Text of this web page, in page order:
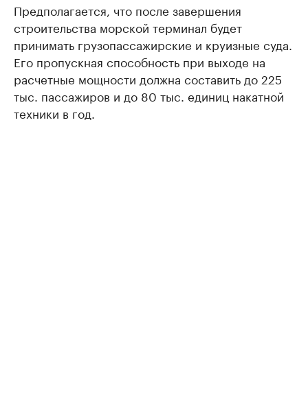
Предполагается, что после завершения
строительства морской терминал будет
принимать грузопассажирские и круизные суда.
Его пропускная способность при выходе на
расчетные мощности должна составить до 225
тыс. пассажиров и до 80 тыс. единиц накатной
техники в год.